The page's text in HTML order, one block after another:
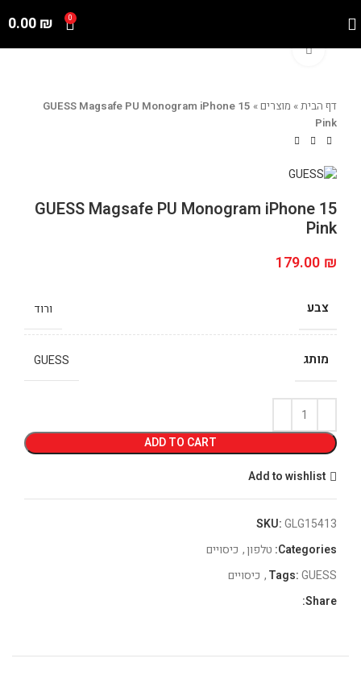
0
0.00₪
Click to enlarge
דף הבית» מוצרים»
GUESS Magsafe PU Monogram iPhone 15
Pink
GUESS Magsafe PU Monogram iPhone 15
Pink
179.00 ₪
צבע ורוד
מותג GUESS
ADD TO CART
Add to wishlist
SKU:GLG15413
Categories: טלפון, כיסויים
Tags:GUESS
, כיסויים
Share: